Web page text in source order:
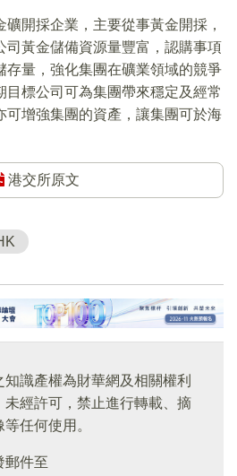
開採企業，主要從事黃金開採，
司黃金儲備資源量豐富，認購事項
存量，強化集團在礦業領域的競爭
目標公司可為集團帶來穩定及經常
可增強集團的資產，讓集團可於海
港交所原文
識產權為財華網及相關權利
未經許可，禁止進行轉載、摘
任何使用。
郵件至